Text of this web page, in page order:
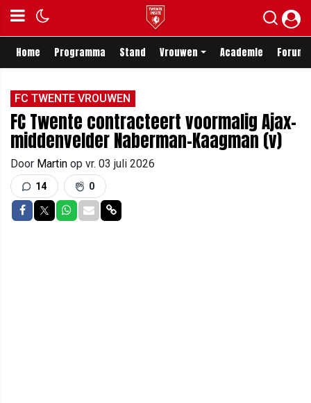
Home Programma Stand Vrouwen Academie Forum
FC TWENTE VROUWEN
FC Twente contracteert voormalig Ajax-
middenvelder Naberman-Kaagman (v)
Door Martin op vr. 03 juli 2026
14 0
Delen op Facebook
Delen op Twitter
Delen op Whatsapp
Delen via Mail
Delen via link